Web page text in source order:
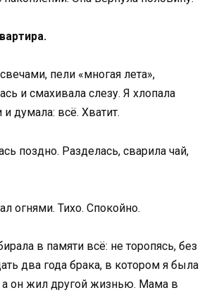
пели «многая лета»,
и смахивала слезу. Я хлопала
думала: всё. Хватит.
поздно. Разделась, сварила чай,
огнями. Тихо. Спокойно.
в памяти всё: не торопясь, без
два года брака, в котором я была
он жил другой жизнью. Мама в